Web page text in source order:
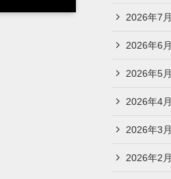
2026年7月
2026年6月
2026年5月
2026年4月
2026年3月
2026年2月